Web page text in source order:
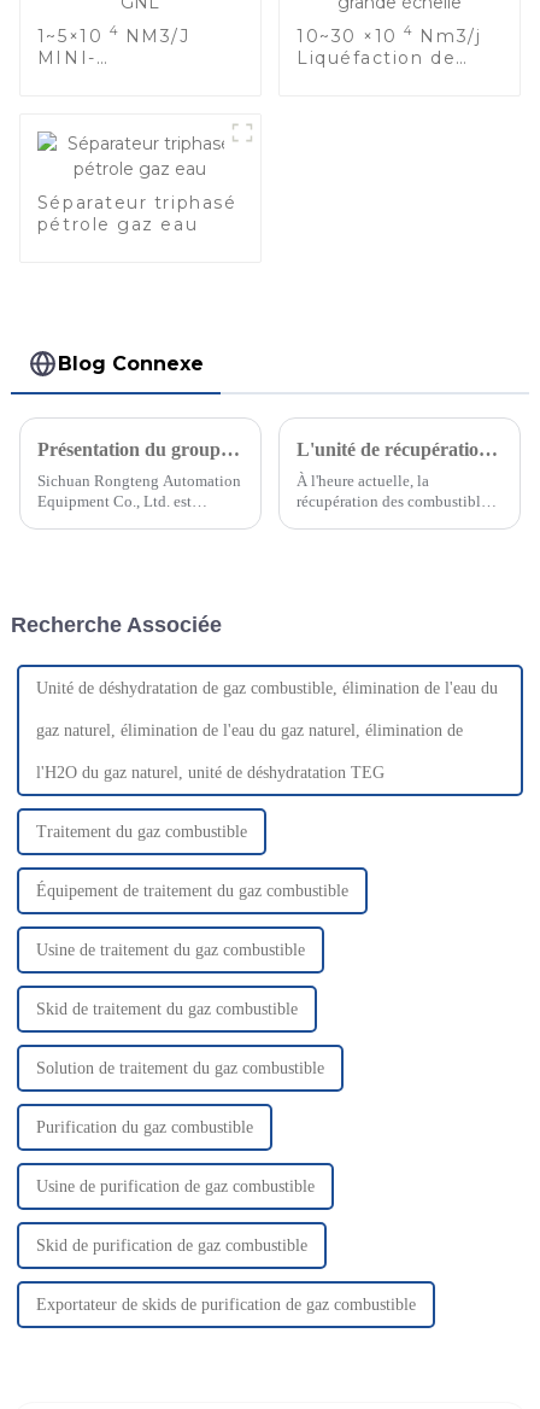
1~5×10 4
NM3/J
MINI-
10~30 ×104
Nm3/j
Liquéfaction de
Séparateur triphasé
pétrole gaz eau
Blog Connexe
Présentation du groupe électrogène à gaz de type ouvert de 250 kW
Sichuan Rongteng Automation
Equipment Co., Ltd. est
secteurs et multi-industries.
L'unité de récupération de GPL de CNOOC fait des champs pétroliers offshore une nouvelle force pour la conservation de l'énergie
À l'heure actuelle, la
récupération des combustibles
Recherche Associée
Unité de déshydratation de gaz combustible, élimination de l'eau du
gaz naturel, élimination de l'eau du gaz naturel, élimination de
l'H2O du gaz naturel, unité de déshydratation TEG
Traitement du gaz combustible
Équipement de traitement du gaz combustible
Usine de traitement du gaz combustible
Skid de traitement du gaz combustible
Solution de traitement du gaz combustible
Purification du gaz combustible
Usine de purification de gaz combustible
Skid de purification de gaz combustible
Exportateur de skids de purification de gaz combustible